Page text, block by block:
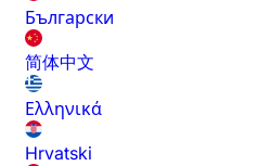
Български
简体中文
Ελληνικά
Hrvatski